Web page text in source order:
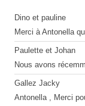
Dino et pauline
Merci à Antonella
Paulette et Johan
Nous avons
Gallez Jacky
Antonella , Merci